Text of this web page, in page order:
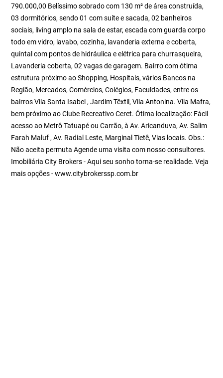
790.000,00 Belíssimo sobrado com 130 m² de área construída,
03 dormitórios, sendo 01 com suíte e sacada, 02 banheiros
sociais, living amplo na sala de estar, escada com guarda corpo
todo em vidro, lavabo, cozinha, lavanderia externa e coberta,
quintal com pontos de hidráulica e elétrica para churrasqueira,
Lavanderia coberta, 02 vagas de garagem. Bairro com ótima
estrutura próximo ao Shopping, Hospitais, vários Bancos na
Região, Mercados, Comércios, Colégios, Faculdades, entre os
bairros Vila Santa Isabel , Jardim Têxtil, Vila Antonina. Vila Mafra,
bem próximo ao Clube Recreativo Ceret. Ótima localização: Fácil
acesso ao Metrô Tatuapé ou Carrão, à Av. Aricanduva, Av. Salim
Farah Maluf , Av. Radial Leste, Marginal Tietê, Vias locais. Obs.:
Não aceita permuta Agende uma visita com nosso consultores.
Imobiliária City Brokers - Aqui seu sonho torna-se realidade. Veja
mais opções - www.citybrokerssp.com.br